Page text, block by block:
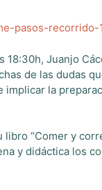
Juanjo
de las
la
“Comer y
y didáctica los